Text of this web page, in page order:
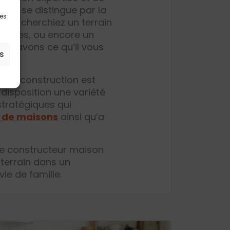
se distingue par la
cherchiez un terrain
ou encore un
avons ce qu’il vous
de construction est
une variété
qui
maisons ainsi qu’a
constructeur maison
dans un
de famille.